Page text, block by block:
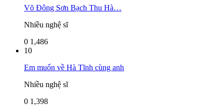
Võ Đông Sơn Bạch Thu Hà…
Nhiều nghệ sĩ
0 1,486
10
Em muốn về Hà Tĩnh cùng anh
Nhiều nghệ sĩ
0 1,398